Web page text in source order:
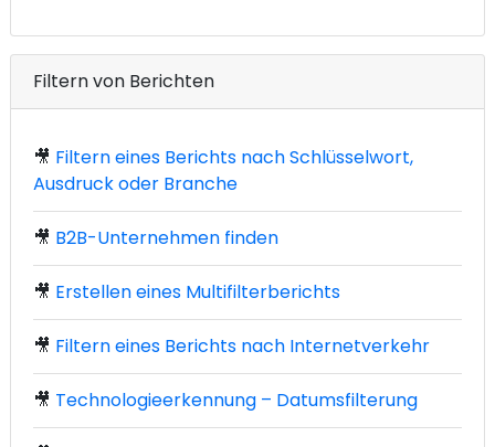
Filtern von Berichten
🎥 Filtern eines Berichts nach Schlüsselwort,
Ausdruck oder Branche
🎥 B2B-Unternehmen finden
🎥 Erstellen eines Multifilterberichts
🎥 Filtern eines Berichts nach Internetverkehr
🎥 Technologieerkennung – Datumsfilterung